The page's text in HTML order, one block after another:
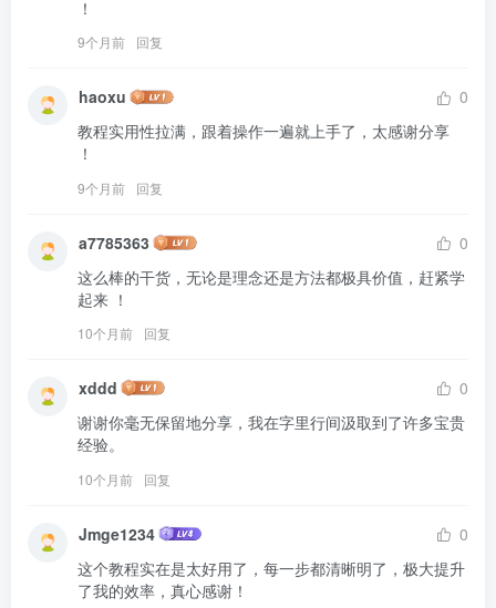
！
9个月前 回复
haoxu
0
教程实用性拉满，跟着操作一遍就上手了，太感谢分享
！
9个月前 回复
a7785363
0
这么棒的干货，无论是理念还是方法都极具价值，赶紧学
起来 ！
10个月前 回复
xddd
0
谢谢你毫无保留地分享，我在字里行间汲取到了许多宝贵
经验。
10个月前 回复
Jmge1234
0
这个教程实在是太好用了，每一步都清晰明了，极大提升
了我的效率，真心感谢！